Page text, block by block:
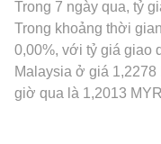
nhau tại từng thời
Trong 7 ngày qua, tỷ
Trong khoảng thời
0,00%, với tỷ giá giao
Malaysia ở giá 1,2278
giờ qua là 1,2013